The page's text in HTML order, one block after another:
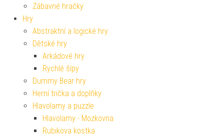
Zábavné hračky
Hry
Abstraktní a logické hry
Dětské hry
Arkádové hry
Rychlé šípy
Dummy Bear hry
Herní trička a doplňky
Hlavolamy a puzzle
Hlavolamy - Mozkovna
Rubikova kostka